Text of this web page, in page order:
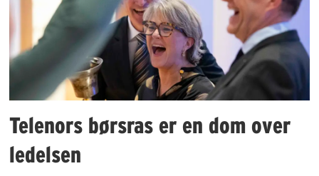
Telenors børsras er en dom over
ledelsen